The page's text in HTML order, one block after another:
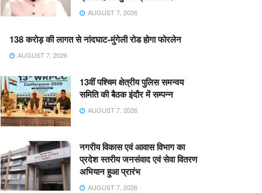
AUGUST 7, 2026
138 करोड़ की लागत से नांदघाट-मुंगेली रोड होगा फोरलेन
AUGUST 7, 2026
13वीं पश्चिम क्षेत्रीय पुलिस समन्वय
समिति की बैठक इंदौर में सम्पन्न
AUGUST 7, 2026
नगरीय विकास एवं आवास विभाग का
प्रदेश स्तरीय जनसंवाद एवं सेवा वितरण
अभियान हुआ प्रारंभ
AUGUST 7, 2026